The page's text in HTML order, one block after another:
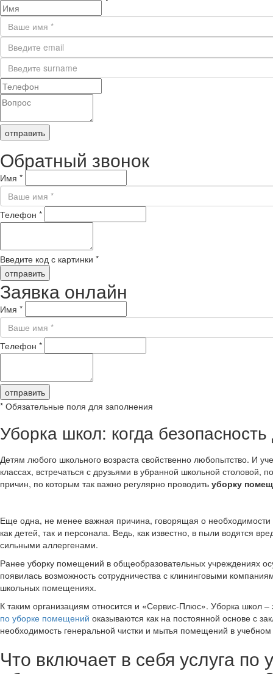
отправить
Обратный звонок
Имя *
Телефон *
Введите код с картинки *
отправить
Заявка онлайн
Имя *
Телефон *
отправить
* Обязательные поля для заполнения
Уборка школ: когда
Детям любого школьного возраста свойственно любопытство. И
классах, встречаться с друзьями в убранной школьной
причин, по которым так важно регулярно проводить уборку
Еще одна, не менее важная причина, говорящая о
как детей, так и персонала. Ведь, как известно, в пыли водятся
сильными аллергенами.
Ранее уборку помещений в общеобразовательных учреждениях
появилась возможность сотрудничества с клининговыми
школьных помещениях.
К таким организациям относится и «Сервис-Плюс». Уборка школ
по уборке помещений оказываются как на постоянной основе с
необходимость генеральной чистки и мытья помещений в
Что включает в себя услуга